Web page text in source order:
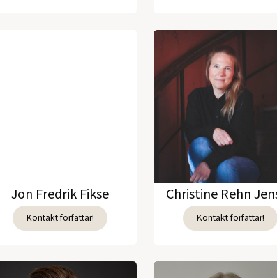
Jon Fredrik Fikse
Kontakt forfattar!
Christine Rehn
Kontakt forfattar!